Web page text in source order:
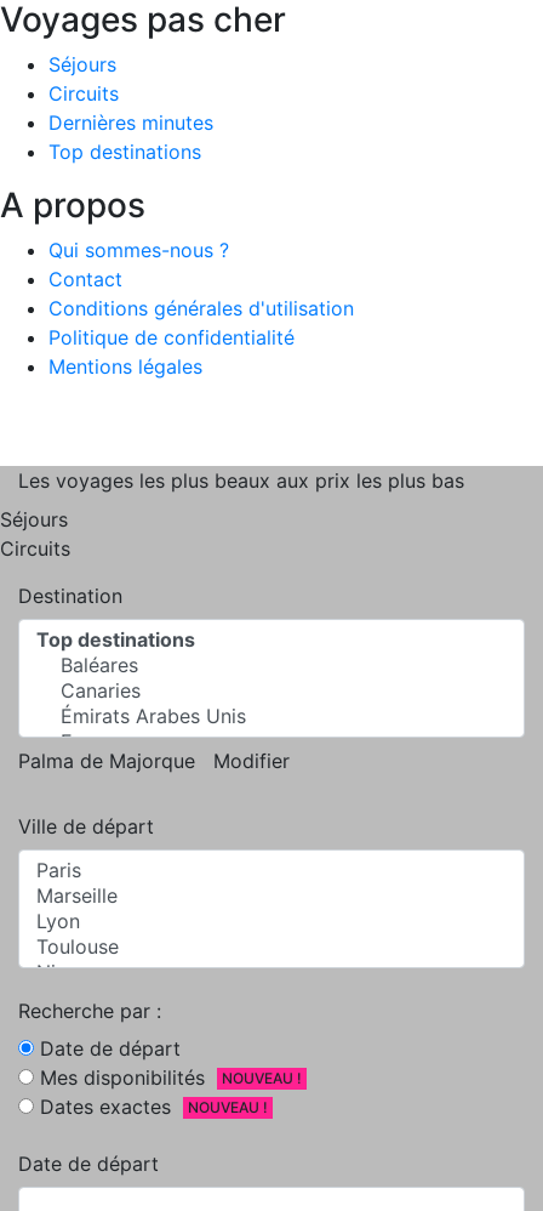
Voyages pas cher
Séjours
Circuits
Dernières minutes
Top destinations
A propos
Qui sommes-nous ?
Contact
Conditions générales d'utilisation
Politique de confidentialité
Mentions légales
Les voyages les plus beaux aux prix les plus bas
Séjours
Circuits
Destination
Palma de Majorque Modifier
Ville de départ
Recherche par :
Date de départ
Mes disponibilités
NOUVEAU !
Dates exactes NOUVEAU !
Date de départ